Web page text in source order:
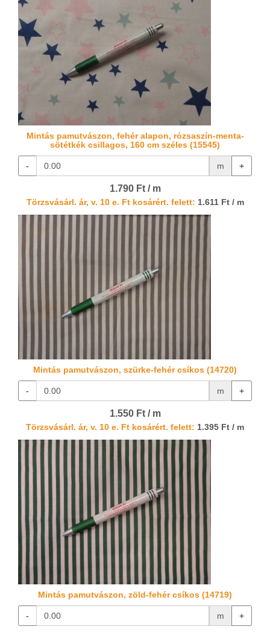
Mintás pamutvászon, fehér alapon, rózsaszín-menta-
sötétkék csillagos, 160 cm széles (15545)
- m +
1.790 Ft / m
Törzsvásárl. ár, v. 10 e. Ft kosárért. felett: 1.611 Ft / m
Mintás pamutvászon, szürke-fehér csíkos (14720)
- m +
1.550 Ft / m
Törzsvásárl. ár, v. 10 e. Ft kosárért. felett: 1.395 Ft / m
Mintás pamutvászon, zöld-fehér csíkos (14719)
- m +